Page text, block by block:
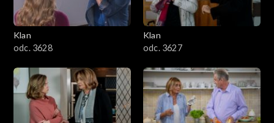
Klan
odc. 3628
Klan
odc. 3627